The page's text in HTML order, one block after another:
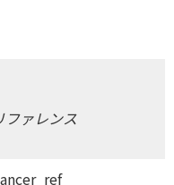
ファレンス